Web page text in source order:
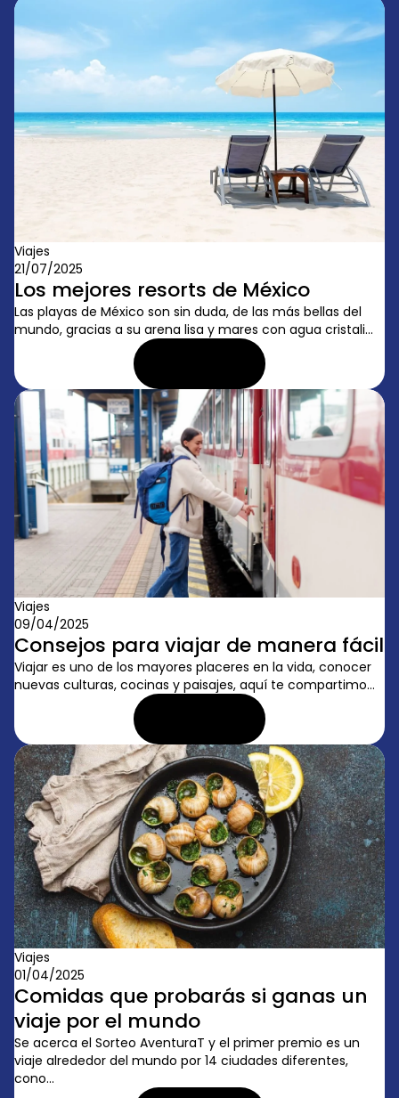
Viajes
21/07/2025
Los mejores resorts de México
Las playas de México son sin duda, de las más bellas del
mundo, gracias a su arena lisa y mares con agua cristali...
Viajes
09/04/2025
Consejos para viajar de manera fácil
Viajar es uno de los mayores placeres en la vida, conocer
nuevas culturas, cocinas y paisajes, aquí te compartimo...
Viajes
01/04/2025
Comidas que probarás si ganas un
viaje por el mundo
Se acerca el Sorteo AventuraT y el primer premio es un
viaje alrededor del mundo por 14 ciudades diferentes,
cono...